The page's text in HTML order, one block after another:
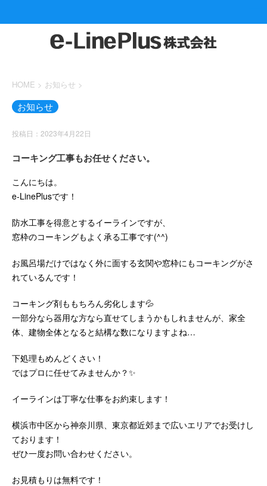
HOME > お知らせ >
お知らせ
投稿日：2023年4月22日
コーキング工事もお任せください。
こんにちは。
e-LinePlusです！
防水工事を得意とするイーラインですが、
窓枠のコーキングもよく承る工事です(^^)
お風呂場だけではなく外に面する玄関や窓枠にもコーキングがさ
れているんです！
コーキング剤ももちろん劣化します💦
一部分なら器用な方なら直せてしまうかもしれませんが、家全
体、建物全体となると結構な数になりますよね…
下処理もめんどくさい！
ではプロに任せてみませんか？✨
イーラインは丁寧な仕事をお約束します！
横浜市中区から神奈川県、東京都近郊まで広いエリアでお受けし
ております！
ぜひ一度お問い合わせください。
お見積もりは無料です！